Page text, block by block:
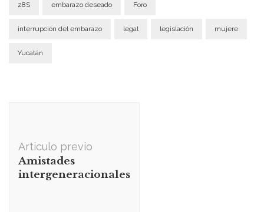
28S embarazo deseado Foro
interrupción del embarazo legal legislación mujere
Yucatán
publicación
Articulo previo
Amistades
intergeneracionales